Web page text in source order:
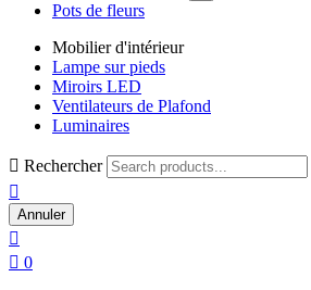
Pots de fleurs
Mobilier d'intérieur
Lampe sur pieds
Miroirs LED
Ventilateurs de Plafond
Luminaires
 Rechercher

Annuler

 0